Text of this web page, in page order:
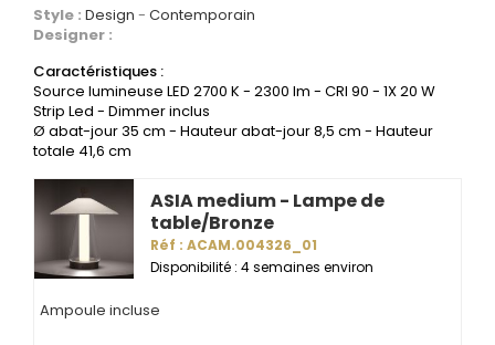
Style : Design
Contemporain
Designer :
Caractéristiques :
Source lumineuse LED 2700 K - 2300 lm - CRI 90 - 1X 20 W
Strip Led - Dimmer inclus
Ø abat-jour 35 cm - Hauteur abat-jour 8,5 cm - Hauteur
totale 41,6 cm
ASIA medium - Lampe de
table/Bronze
Réf : ACAM.004326_01
Disponibilité : 4 semaines environ
Ampoule incluse